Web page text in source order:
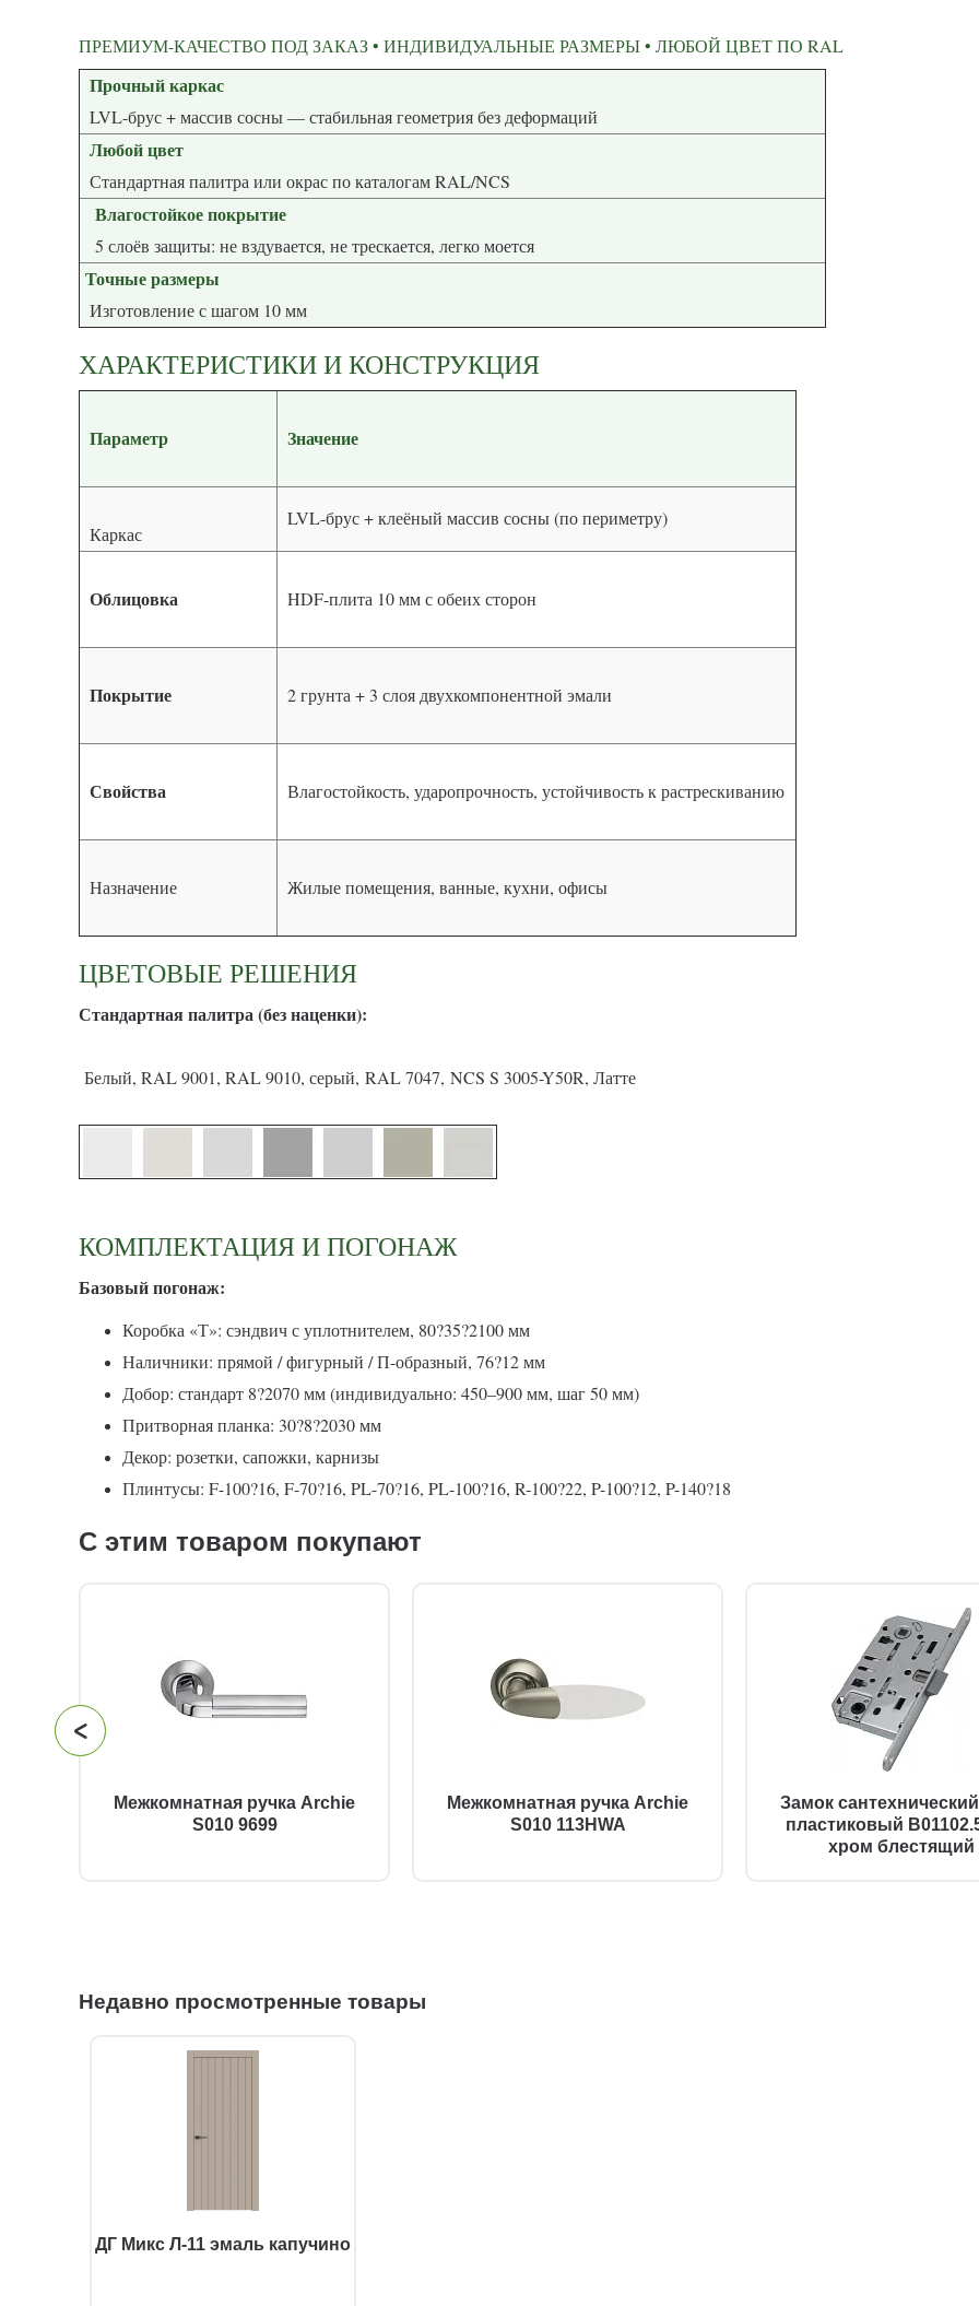
ПРЕМИУМ-КАЧЕСТВО ПОД ЗАКАЗ • ИНДИВИДУАЛЬНЫЕ РАЗМЕРЫ • ЛЮБОЙ ЦВЕТ ПО RAL
Прочный каркас
LVL-брус + массив сосны — стабильная геометрия без деформаций
Любой цвет
Стандартная палитра или окрас по каталогам RAL/NCS
Влагостойкое покрытие
5 слоёв защиты: не вздувается, не трескается, легко моется
Точные размеры
Изготовление с шагом 10 мм
ХАРАКТЕРИСТИКИ И КОНСТРУКЦИЯ
Параметр Значение
Каркас
LVL-брус + клеёный массив сосны (по периметру)
Облицовка HDF-плита 10 мм с обеих сторон
Покрытие 2 грунта + 3 слоя двухкомпонентной эмали
Свойства Влагостойкость, ударопрочность, устойчивость к растрескиванию
Назначение Жилые помещения, ванные, кухни, офисы
ЦВЕТОВЫЕ РЕШЕНИЯ
Стандартная палитра (без наценки):
Белый, RAL 9001, RAL 9010, серый, RAL 7047, NCS S 3005-Y50R, Латте
КОМПЛЕКТАЦИЯ И ПОГОНАЖ
Базовый погонаж:
Коробка «Т»: сэндвич с уплотнителем, 80?35?2100 мм
Наличники: прямой / фигурный / П-образный, 76?12 мм
Добор: стандарт 8?2070 мм (индивидуально: 450–900 мм, шаг 50 мм)
Притворная планка: 30?8?2030 мм
Декор: розетки, сапожки, карнизы
Плинтусы: F-100?16, F-70?16, PL-70?16, PL-100?16, R-100?22, P-100?12, P-140?18
С этим товаром покупают
Межкомнатная ручка Archie
S010 9699
Межкомнатная ручка Archie
S010 113HWA
Замок
пластиковый
хром блестящий
Недавно просмотренные товары
ДГ Микс Л-11 эмаль капучино